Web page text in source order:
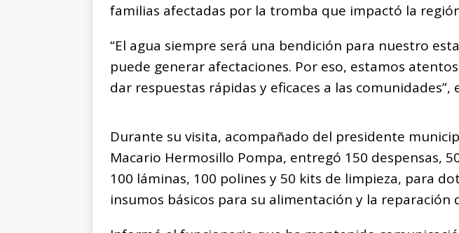
familias afectadas por la tromba que impactó la
“El agua siempre será una bendición para nuestro
puede generar afectaciones. Por eso, estamos
dar respuestas rápidas y eficaces a las comunidades”,
Durante su visita, acompañado del presidente
Macario Hermosillo Pompa, entregó 150 despensas,
100 láminas, 100 polines y 50 kits de limpieza, para
insumos básicos para su alimentación y la reparación